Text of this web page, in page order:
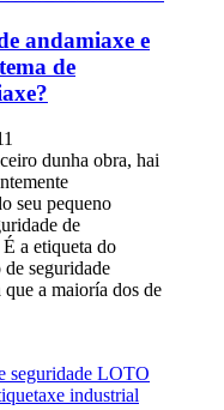
andamiaxe e
de
dunha obra, hai
seu pequeno
de
a etiqueta do
seguridade
a maioría dos de